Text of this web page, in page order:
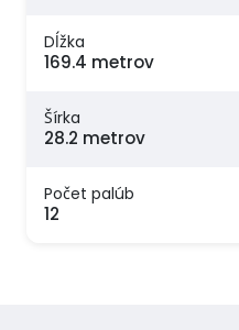
Dĺžka
169.4 metrov
Šírka
28.2 metrov
Počet palúb
12